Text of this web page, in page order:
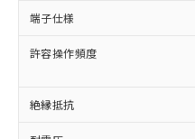
端子仕様
許容操作頻度
絶縁抵抗
本サービスは
商品の当社在
(税抜)を提供
当社制御機器
本サービスの
調査・確認中：EU
非含有の対応状況
商品です。
非該当品：ライセ
害物質有無と関係
仕入先様の事情に
いたものが、含有
「○」：最大均質
基準値以下である
「×」：最大均質材
基準値を超えてい
当社は、これ